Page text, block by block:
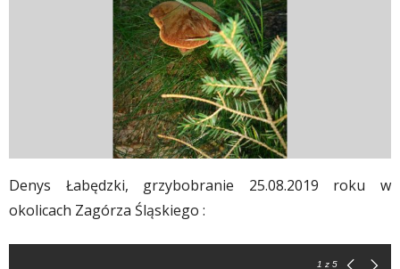
Denys Łabędzki, grzybobranie 25.08.2019 roku w
okolicach Zagórza Śląskiego :
1 z 5